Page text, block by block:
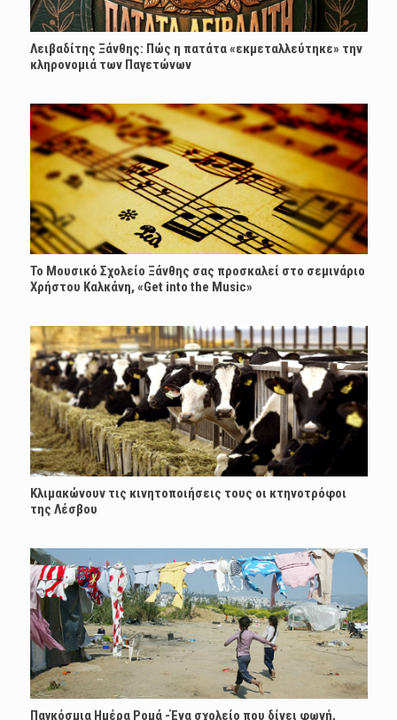
Λειβαδίτης Ξάνθης: Πώς η πατάτα «εκμεταλλεύτηκε» την
κληρονομιά των Παγετώνων
Το Μουσικό Σχολείο Ξάνθης σας προσκαλεί στο σεμινάριο
Χρήστου Καλκάνη, «Get into the Music»
Κλιμακώνουν τις κινητοποιήσεις τους οι κτηνοτρόφοι
της Λέσβου
Παγκόσμια Ημέρα Ρομά -Ένα σχολείο που δίνει φωνή,